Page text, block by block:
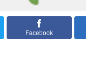
Facebook